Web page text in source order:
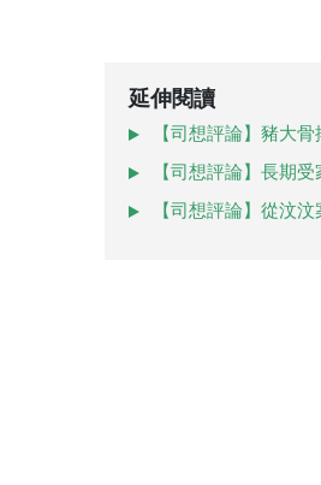
延伸閱讀
【司想評論】豬大
【司想評論】長期
【司想評論】從汶